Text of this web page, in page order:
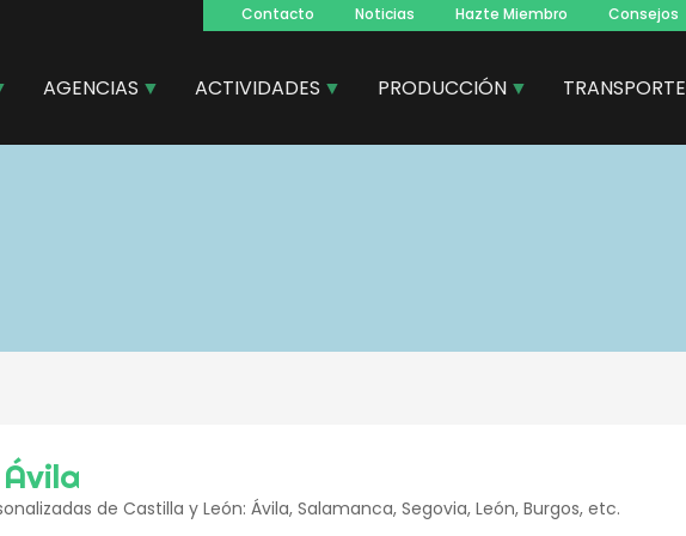
Navegacion
principal
Contacto Noticias Hazte Miembro Consejos
AGENCIAS ACTIVIDADES PRODUCCIÓN TRANSPORTE
de Castilla y León: Ávila, Salamanca, Segovia, León, Burgos, etc.